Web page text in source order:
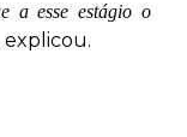
a esse estágio o
explicou.